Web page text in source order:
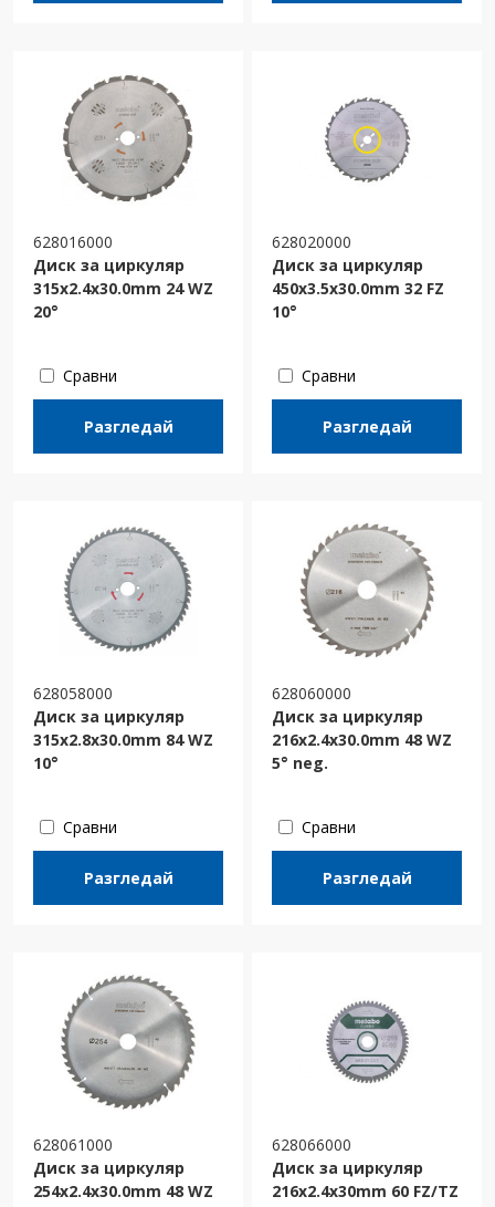
628016000
Диск за циркуляр
315х2.4х30.0mm 24 WZ
20°
Сравни
Разгледай
628020000
Диск за циркуляр
450х3.5х30.0mm 32 FZ
10°
Сравни
Разгледай
628058000
Диск за циркуляр
315х2.8х30.0mm 84 WZ
10°
Сравни
Разгледай
628060000
Диск за циркуляр
216х2.4х30.0mm 48 WZ
5° neg.
Сравни
Разгледай
628061000
Диск за циркуляр
254х2.4х30.0mm 48 WZ
628066000
Диск за циркуляр
216x2.4x30mm 60 FZ/TZ